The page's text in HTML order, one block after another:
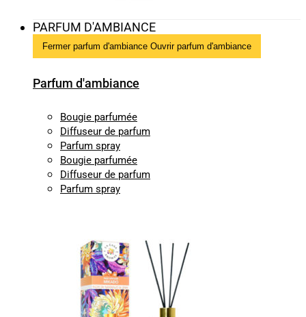
PARFUM D'AMBIANCE
Fermer parfum d'ambiance Ouvrir parfum d'ambiance
Parfum d'ambiance
Bougie parfumée
Diffuseur de parfum
Parfum spray
Bougie parfumée
Diffuseur de parfum
Parfum spray